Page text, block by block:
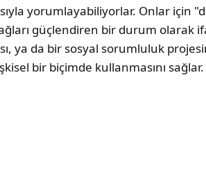
yorumlayabiliyorlar. Onlar için
güçlendiren bir durum olarak
ya da bir sosyal sorumluluk
bir biçimde kullanmasını